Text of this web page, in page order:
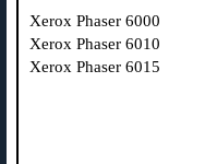
Xerox Phaser 6000
Xerox Phaser 6010
Xerox Phaser 6015